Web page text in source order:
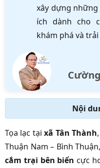
xây dựng
ích dành cho
khám phá và
Nội
Tọa lạc tạixã Tân Thành,
Thuận Nam – Bình Thuận,
cắm trại bên biển cực